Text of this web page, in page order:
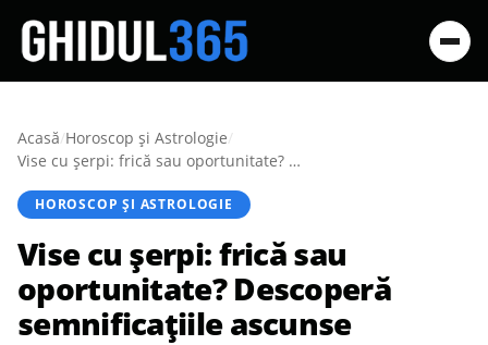
Acasă/Horoscop și Astrologie/
Vise cu șerpi: frică sau oportunitate? Descoperă semnificațiile ascunse
HOROSCOP ȘI ASTROLOGIE
Vise cu șerpi: frică sau
oportunitate? Descoperă
semnificațiile ascunse